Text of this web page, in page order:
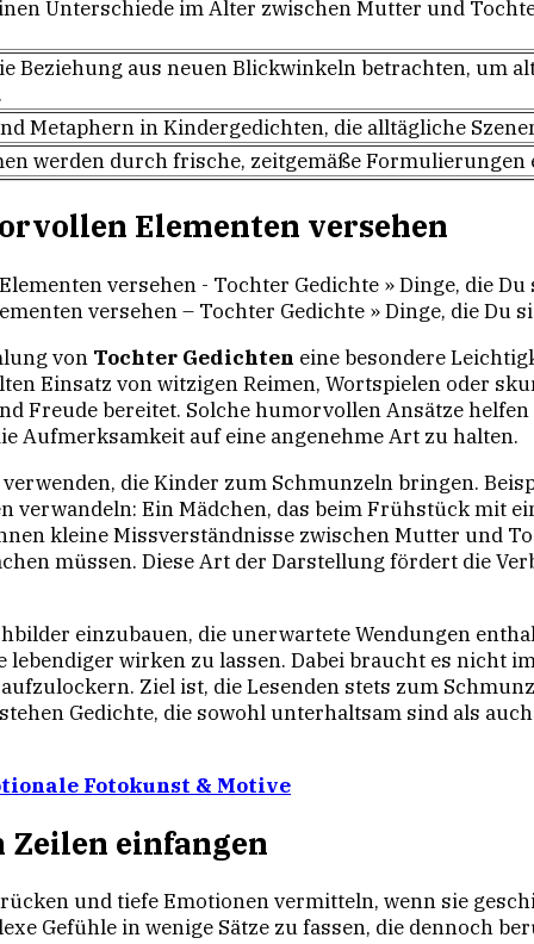
Unterschiede im Alter zwischen Mutter und
Beziehung aus neuen Blickwinkeln betrachten, um
Metaphern in Kindergedichten, die alltägliche
werden durch frische, zeitgemäße
Elementen versehen
versehen – Tochter Gedichte » Dinge, die Du
von Tochter Gedichten eine besondere
Einsatz von witzigen Reimen, Wortspielen oder
Freude bereitet. Solche humorvollen Ansätze
Aufmerksamkeit auf eine angenehme Art zu halten.
die Kinder zum Schmunzeln bringen.
verwandeln: Ein Mädchen, das beim Frühstück mit
kleine Missverständnisse zwischen Mutter und
müssen. Diese Art der Darstellung fördert die
einzubauen, die unerwartete Wendungen
lebendiger wirken zu lassen. Dabei braucht es nicht
Ziel ist, die Lesenden stets zum
Gedichte, die sowohl unterhaltsam sind als
Fotokunst & Motive
einfangen
und tiefe Emotionen vermitteln, wenn sie
Gefühle in wenige Sätze zu fassen, die dennoch